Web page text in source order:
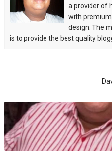
a provider of
with
design. The
is to provide the best quality